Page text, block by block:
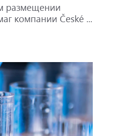
размещении
компании České ...